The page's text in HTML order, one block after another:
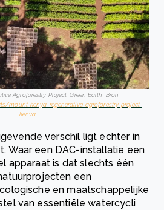
Agroforestry Project, Green Earth. Bron:
mount-kenya-regenerative-agroforestry-project-
kenya
verschil ligt echter in
Waar een DAC-installatie een
apparaat is dat slechts één
een
en maatschappelijke
van essentiële watercycli